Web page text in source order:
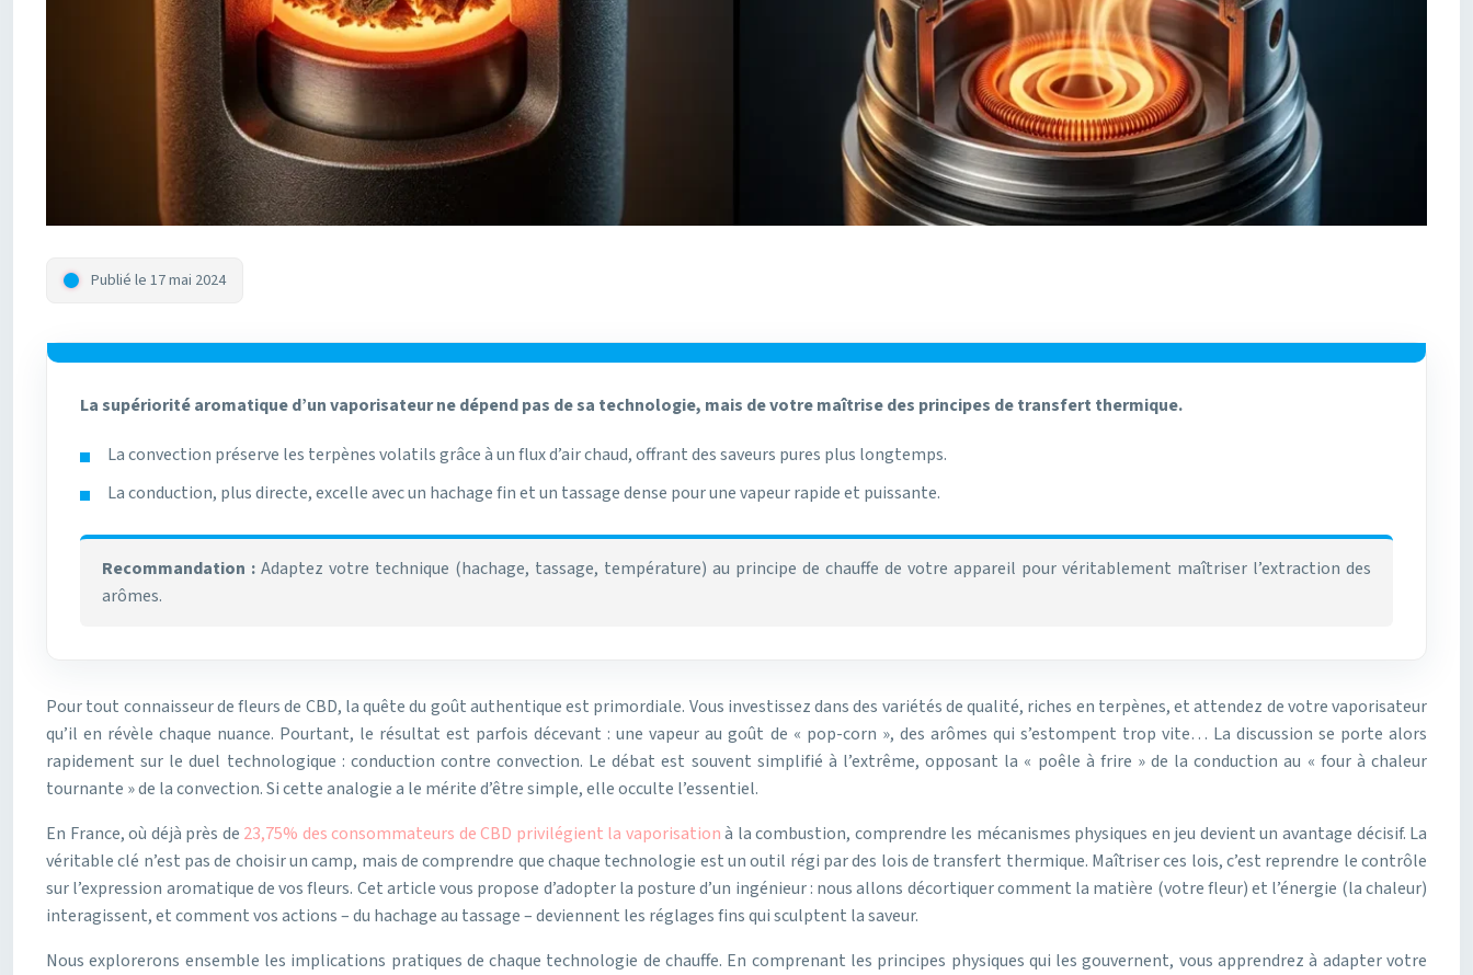
Publié le 17 mai 2024
La supériorité aromatique d’un vaporisateur ne dépend pas de sa technologie, mais de votre maîtrise des principes de transfert thermique.
La convection préserve les terpènes volatils grâce à un flux d’air chaud, offrant des saveurs pures plus longtemps.
La conduction, plus directe, excelle avec un hachage fin et un tassage dense pour une vapeur rapide et puissante.
Recommandation : Adaptez votre technique (hachage, tassage, température) au principe de chauffe de votre appareil pour véritablement maîtriser l’extraction des
arômes.
Pour tout connaisseur de fleurs de CBD, la quête du goût authentique est primordiale. Vous investissez dans des variétés de qualité, riches en terpènes, et attendez de votre vaporisateur
qu’il en révèle chaque nuance. Pourtant, le résultat est parfois décevant : une vapeur au goût de « pop-corn », des arômes qui s’estompent trop vite… La discussion se porte alors
rapidement sur le duel technologique : conduction contre convection. Le débat est souvent simplifié à l’extrême, opposant la « poêle à frire » de la conduction au « four à chaleur
tournante » de la convection. Si cette analogie a le mérite d’être simple, elle occulte l’essentiel.
En France, où déjà près de 23,75% des consommateurs de CBD privilégient la vaporisationà la combustion, comprendre les mécanismes physiques en jeu devient un avantage décisif. La
véritable clé n’est pas de choisir un camp, mais de comprendre que chaque technologie est un outil régi par des lois de transfert thermique. Maîtriser ces lois, c’est reprendre le contrôle
sur l’expression aromatique de vos fleurs. Cet article vous propose d’adopter la posture d’un ingénieur : nous allons décortiquer comment la matière (votre fleur) et l’énergie (la chaleur)
interagissent, et comment vos actions – du hachage au tassage – deviennent les réglages fins qui sculptent la saveur.
Nous explorerons ensemble les implications pratiques de chaque technologie de chauffe. En comprenant les principes physiques qui les gouvernent, vous apprendrez à adapter votre